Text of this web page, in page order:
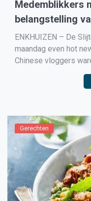
Medemblikkers
belangstelling
ENKHUIZEN – De
maandag even hot
Chinese vloggers
livestream hun
Monique Jansen,
Gerechten